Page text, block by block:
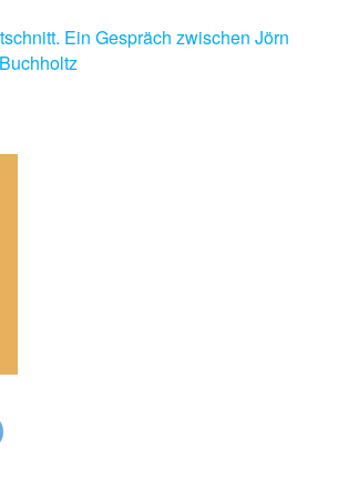
Ein Gespräch zwischen Jörn